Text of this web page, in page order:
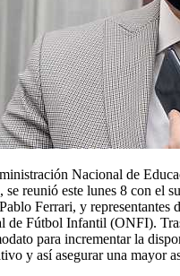
Nacional de
reunió este lunes 8 con el
Ferrari, y representantes
de Fútbol Infantil (ONFI).
para incrementar la
y así asegurar una mayor